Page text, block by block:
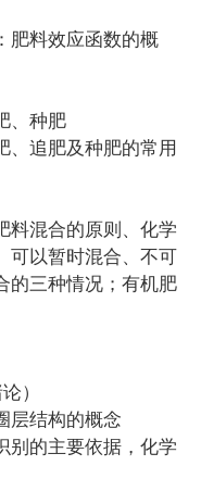
料效应函数的概
、种肥
追肥及种肥的常用
混合的原则、化学
可以暂时混合、不可
的三种情况；有机肥
）
结构的概念
的主要依据，化学